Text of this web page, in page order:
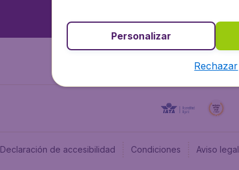
Declaración de accesibilidad Condiciones Aviso legal
Personalizar
Rechazar